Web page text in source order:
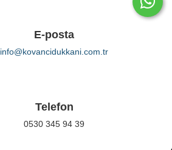
E-posta
info@kovancidukkani.com.tr
Telefon
0530 345 94 39